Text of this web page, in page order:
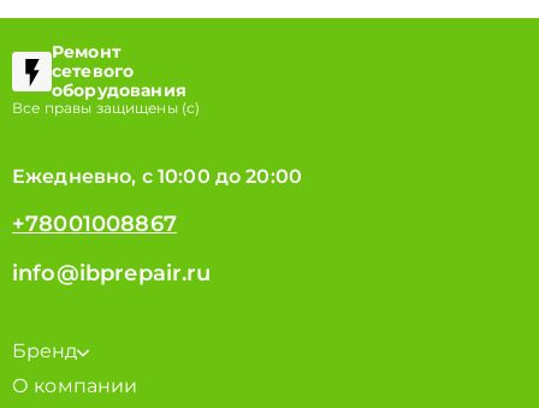
Ремонт
сетевого
оборудования
Все правы защищены (с)
Ежедневно, с 10:00 до 20:00
+78001008867
info@ibprepair.ru
Бренд
О компании